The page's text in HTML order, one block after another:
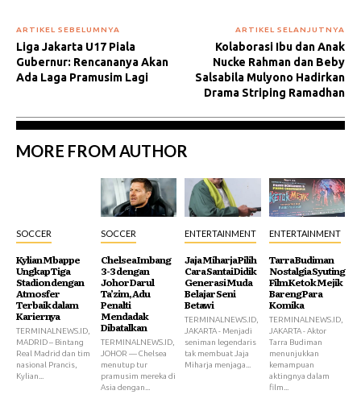
ARTIKEL SEBELUMNYA
Liga Jakarta U17 Piala
Gubernur: Rencananya Akan
Ada Laga Pramusim Lagi
ARTIKEL SELANJUTNYA
Kolaborasi Ibu dan Anak
Nucke Rahman dan Beby
Salsabila Mulyono Hadirkan
Drama Striping Ramadhan
MORE FROM AUTHOR
SOCCER
Kylian Mbappe
Ungkap Tiga
Stadion dengan
Atmosfer
Terbaik dalam
Kariernya
TERMINALNEWS.ID,
MADRID – Bintang
Real Madrid dan tim
nasional Prancis,
Kylian...
SOCCER
Chelsea Imbang
3-3 dengan
Johor Darul
Ta’zim, Adu
Penalti
Mendadak
Dibatalkan
TERMINALNEWS.ID,
JOHOR — Chelsea
menutup tur
pramusim mereka di
Asia dengan...
ENTERTAINMENT
Jaja Miharja Pilih
Cara Santai Didik
Generasi Muda
Belajar Seni
Betawi
TERMINALNEWS.ID,
JAKARTA - Menjadi
seniman legendaris
tak membuat Jaja
Miharja menjaga...
ENTERTAINMENT
Tarra Budiman
Nostalgia Syuting
Film Ketok Mejik
Bareng Para
Komika
TERMINALNEWS.ID,
JAKARTA - Aktor
Tarra Budiman
menunjukkan
kemampuan
aktingnya dalam
film...